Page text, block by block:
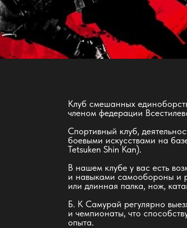
Клуб смешанных
членом федерации
Спортивный клуб,
боевыми искусствами на
Tetsuken Shin Kan).
В нашем клубе у вас есть
и навыками самообороны и
или длинная палка, нож,
Б. К Самурай регулярно
и чемпионаты, что
опыта.